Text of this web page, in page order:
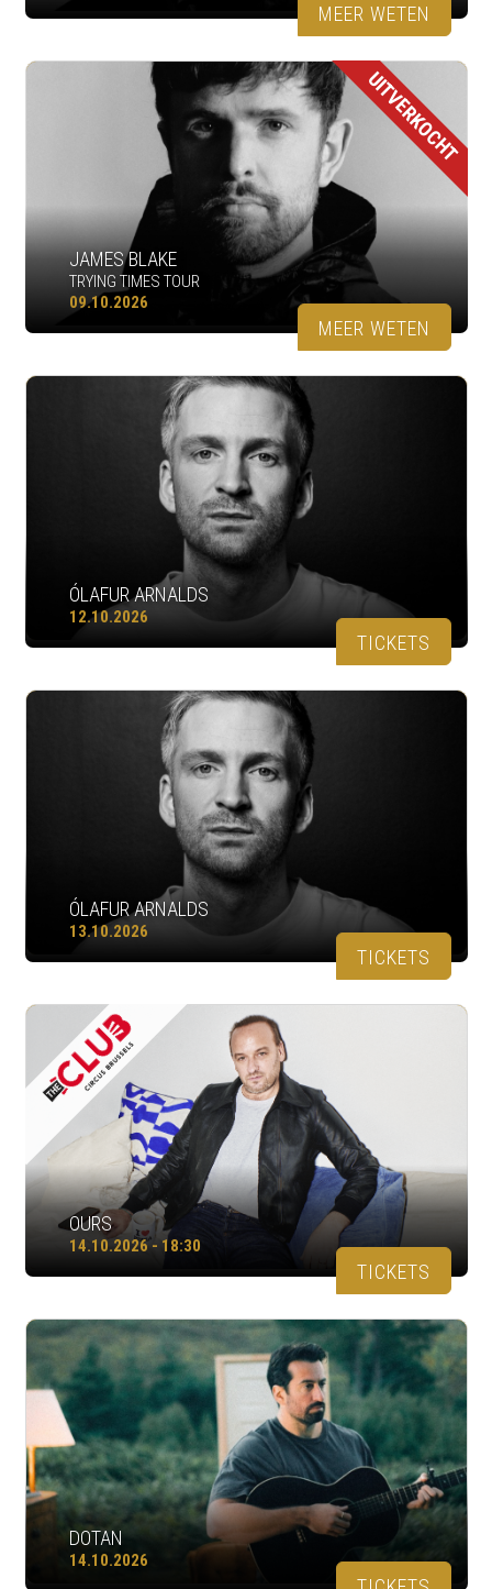
MEER WETEN
UITVERKOCHT
JAMES BLAKE
TRYING TIMES TOUR
09.10.2026
MEER WETEN
ÓLAFUR ARNALDS
12.10.2026
TICKETS
ÓLAFUR ARNALDS
13.10.2026
TICKETS
OURS
14.10.2026 - 18:30
TICKETS
DOTAN
14.10.2026